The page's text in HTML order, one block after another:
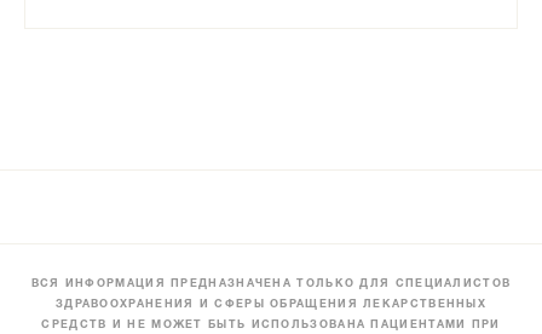
ВСЯ ИНФОРМАЦИЯ ПРЕДНАЗНАЧЕНА ТОЛЬКО ДЛЯ СПЕЦИАЛИСТОВ
ЗДРАВООХРАНЕНИЯ И СФЕРЫ ОБРАЩЕНИЯ ЛЕКАРСТВЕННЫХ
СРЕДСТВ И НЕ МОЖЕТ БЫТЬ ИСПОЛЬЗОВАНА ПАЦИЕНТАМИ ПРИ